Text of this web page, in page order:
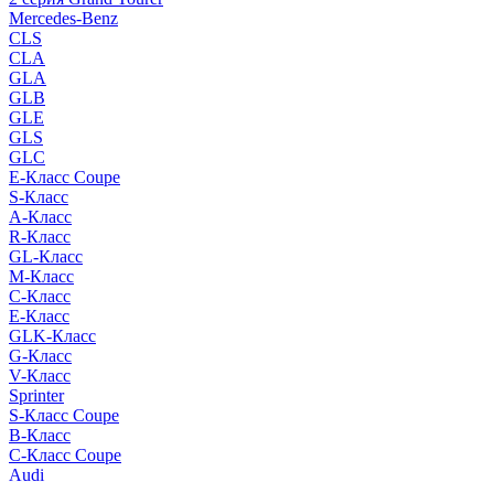
Mercedes-Benz
CLS
CLA
GLA
GLB
GLE
GLS
GLC
E-Класс Coupe
S-Класс
A-Класс
R-Класс
GL-Класс
M-Класс
C-Класс
E-Класс
GLK-Класс
G-Класс
V-Класс
Sprinter
S-Класс Сoupe
B-Класс
C-Класс Coupe
Audi